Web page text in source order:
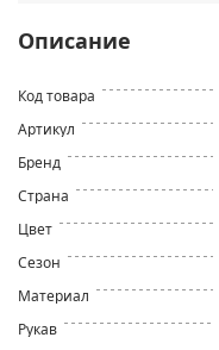
Описание
Код товара
Артикул
Бренд
Страна
Цвет
Сезон
Материал
Рукав